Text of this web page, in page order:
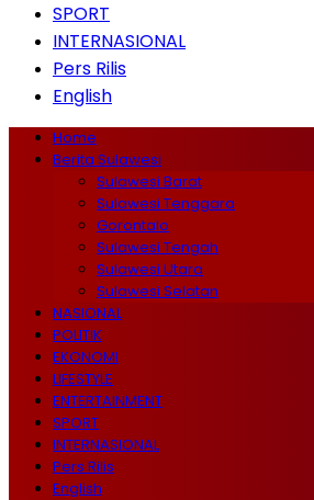
SPORT
INTERNASIONAL
Pers Rilis
English
Home
Berita Sulawesi
Sulawesi Barat
Sulawesi Tenggara
Gorontalo
Sulawesi Tengah
Sulawesi Utara
Sulawesi Selatan
NASIONAL
POLITIK
EKONOMI
LIFESTYLE
ENTERTAINMENT
SPORT
INTERNASIONAL
Pers Rilis
English